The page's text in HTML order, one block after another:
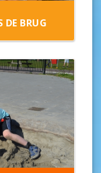
DE BRUG